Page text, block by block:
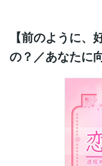
【前のように
の？／あなたに